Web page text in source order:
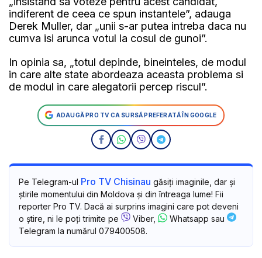
indiferent de ceea ce spun instantele”, adauga
Derek Muller, dar „unii s-ar putea intreba daca nu
cumva isi arunca votul la cosul de gunoi”.
In opinia sa, „totul depinde, bineinteles, de modul
in care alte state abordeaza aceasta problema si
de modul in care alegatorii percep riscul”.
ADAUGĂ PRO TV CA SURSĂ PREFERATĂ ÎN GOOGLE
Pe Telegram-ul Pro TV Chisinau găsiți imaginile, dar și
știrile momentului din Moldova și din întreaga lume! Fii
reporter Pro TV. Dacă ai surprins imagini care pot deveni
o știre, ni le poți trimite pe
Viber,
Whatsapp sau
Telegram la numărul 079400508.